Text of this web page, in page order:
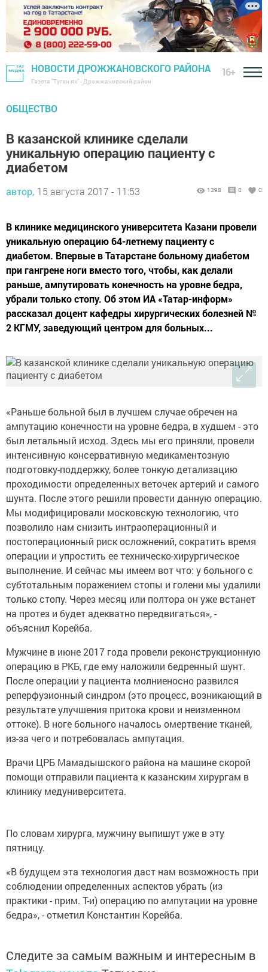
НОВОСТИ ДРОЖЖАНОВСКОГО РАЙОНА
Газета "Туган як" - Дрожжановский район
16+
ОБЩЕСТВО
В казанской клинике сделали
уникальную операцию пациенту с
диабетом
автор, 15 августа 2017 - 11:53 1398 0 0
В клинике медицинского университета Казани провели
уникальную операцию 64-летнему пациенту с
диабетом. Впервые в Татарстане больному диабетом
при гангрене ноги вместо того, чтобы, как делали
раньше, ампутировать конечность на уровне бедра,
убрали только стопу. Об этом ИА «Татар-информ»
рассказал доцент кафедры хирургических болезней №
2 КГМУ, заведующий центром для больных...
«Раньше больной был в лучшем случае обречен на
ампутацию конечности на уровне бедра, в худшем - это
был летальный исход. Здесь мы его приняли, провели
интенсивную консервативную медикаментозную
подготовку-поддержку, более тонкую детализацию
проходимости определенных веточек артерий и самого
шунта. После этого решили провести данную операцию.
Мы модифицировали московскую технологию, что
позволило нам снизить интраоперационный и
постоперационный риск осложнений, сократить время
операции и упростить ее техническо-хирургическое
выполнение. И сейчас мы имеем вот что: у больного с
субтотальным поражением стопы и голени мы удалили
только стопу. Через месяц или полтора он уже встанет
на протез и будет адекватно передвигаться», -
объяснил Корейба.
Мужчине в июне 2017 года провели реконструкционную
операцию в РКБ, где ему наложили бедренный шунт.
После операции у пациента молниеносно развился
реперфузионный синдром (это процесс, возникающий в
результате улучшения притока крови и неизменном
оттоке). В ноге больного началось омертвение тканей,
из-за чего и потребовалась ампутация.
Врачи ЦРБ Мамадышского района на машине скорой
помощи отправили пациента к казанским хирургам в
клинику медуниверситета.
По словам хирурга, мужчину выпишут уже в эту
пятницу.
«В будущем эта технология даст нам возможность при
соблюдении определенных аспектов убрать (из
практики - прим. Т-и) операцию по ампутации на уровне
бедра», - отметил Константин Корейба.
Следите за самым важным и интересным в